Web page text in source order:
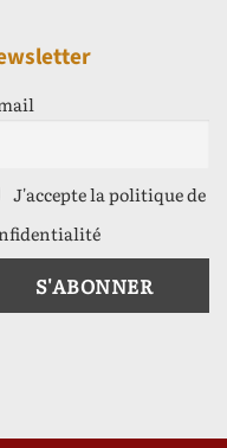
J'accepte la politique de